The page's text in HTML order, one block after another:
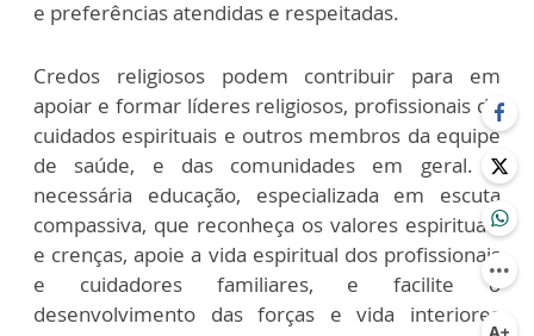
e preferências atendidas e respeitadas.
Credos religiosos podem contribuir para em
apoiar e formar líderes religiosos, profissionais de
cuidados espirituais e outros membros da equipe
de saúde, e das comunidades em geral. E
necessária educação, especializada em escuta
compassiva, que reconheça os valores espirituais
e crenças, apoie a vida espiritual dos profissionais
e cuidadores familiares, e facilite o
desenvolvimento das forças e vida interiores